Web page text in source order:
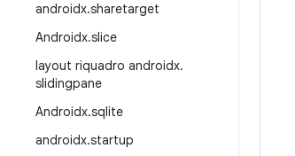
androidx.sharetarget
Androidx.slice
layout riquadro androidx.
slidingpane
Androidx.sqlite
androidx.startup